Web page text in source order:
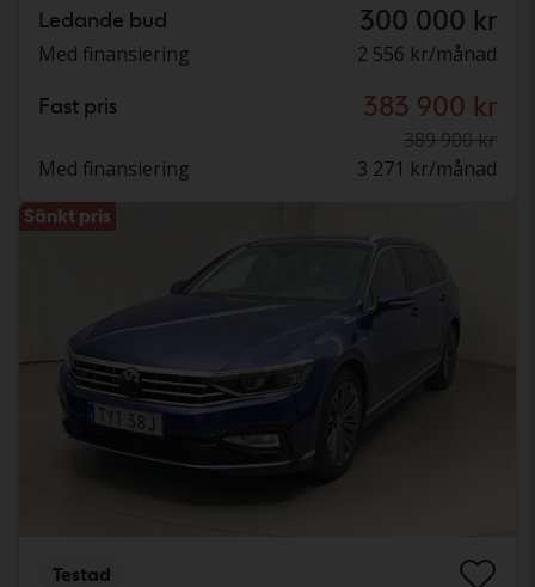
Ledande bud 300 000 kr
Med finansiering 2 556 kr/månad
Fast pris 383 900 kr
389 900 kr
Med finansiering
3 271 kr/månad
Sänkt pris
Testad